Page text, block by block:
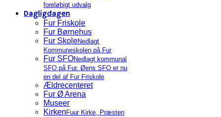
foreløbigt udvalg
Dagligdagen
Fur Friskole
Fur Børnehus
Fur SkoleNedlagt
Kommuneskolen på Fur
Fur SFONedlagt kommunal
SFO på Fur. Øens SFO er nu
en del af Fur Friskole
Ældrecenteret
Fur Ø Arena
Museer
Kirken Fuur Kirke, Præsten